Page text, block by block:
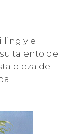
y el
talento de
pieza de